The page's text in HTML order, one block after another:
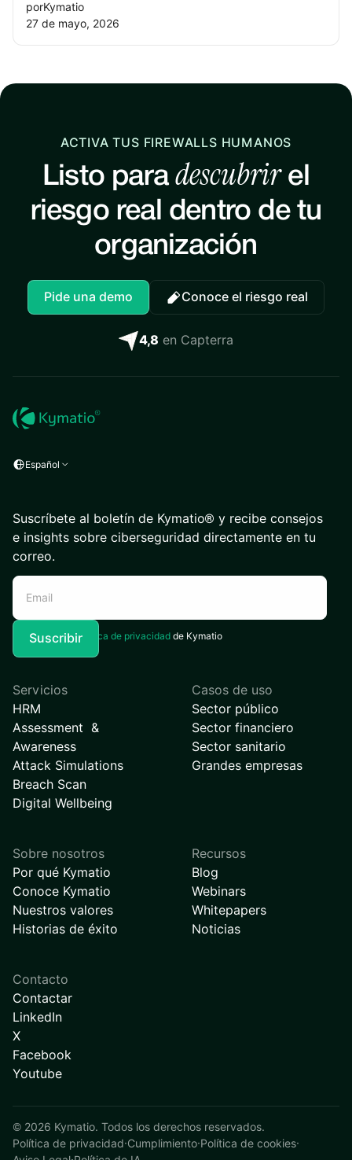
porKymatio
27 de mayo, 2026
ACTIVA TUS FIREWALLS HUMANOS
Listo paradescubrirel
riesgo real dentro de tu
organización
Pide una demo Conoce el riesgo real
4,8 en Capterra
Español
Suscríbete al boletín de Kymatio® y recibe consejos
e insights sobre ciberseguridad directamente en tu
correo.
Acepto laPolítica de privacidad de Kymatio
Servicios
HRM
Assessment &
Awareness
Attack Simulations
Breach Scan
Digital Wellbeing
Casos de uso
Sector público
Sector financiero
Sector sanitario
Grandes empresas
Sobre nosotros
Por qué Kymatio
Conoce Kymatio
Nuestros valores
Historias de éxito
Recursos
Blog
Webinars
Whitepapers
Noticias
Contacto
Contactar
LinkedIn
X
Facebook
Youtube
© 2026 Kymatio. Todos los derechos reservados.
Política de privacidad·Cumplimiento·Política de cookies·